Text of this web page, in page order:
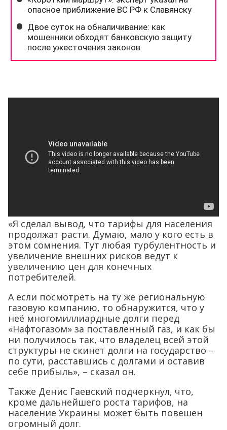
«Я сделал вывод, что тарифы для населения
продолжат расти. Думаю, мало у кого есть в
этом сомнения. Тут любая турбулентность и
увеличение внешних рисков ведут к
увеличению цен для конечных
потребителей.
А если посмотреть на ту же региональную
газовую компанию, то обнаружится, что у
неё многомиллиардные долги перед
«Нафтогазом» за поставленный газ, и как бы
ни получилось так, что владелец всей этой
структуры не скинет долги на государство –
по сути, расставшись с долгами и оставив
себе прибыль», – сказал он.
Также Денис Гаевский подчеркнул, что,
кроме дальнейшего роста тарифов, на
население Украины может быть повешен
огромный долг.